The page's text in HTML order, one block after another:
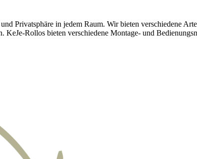
Privatsphäre in jedem Raum. Wir bieten verschiedene
KeJe-Rollos bieten verschiedene Montage- und